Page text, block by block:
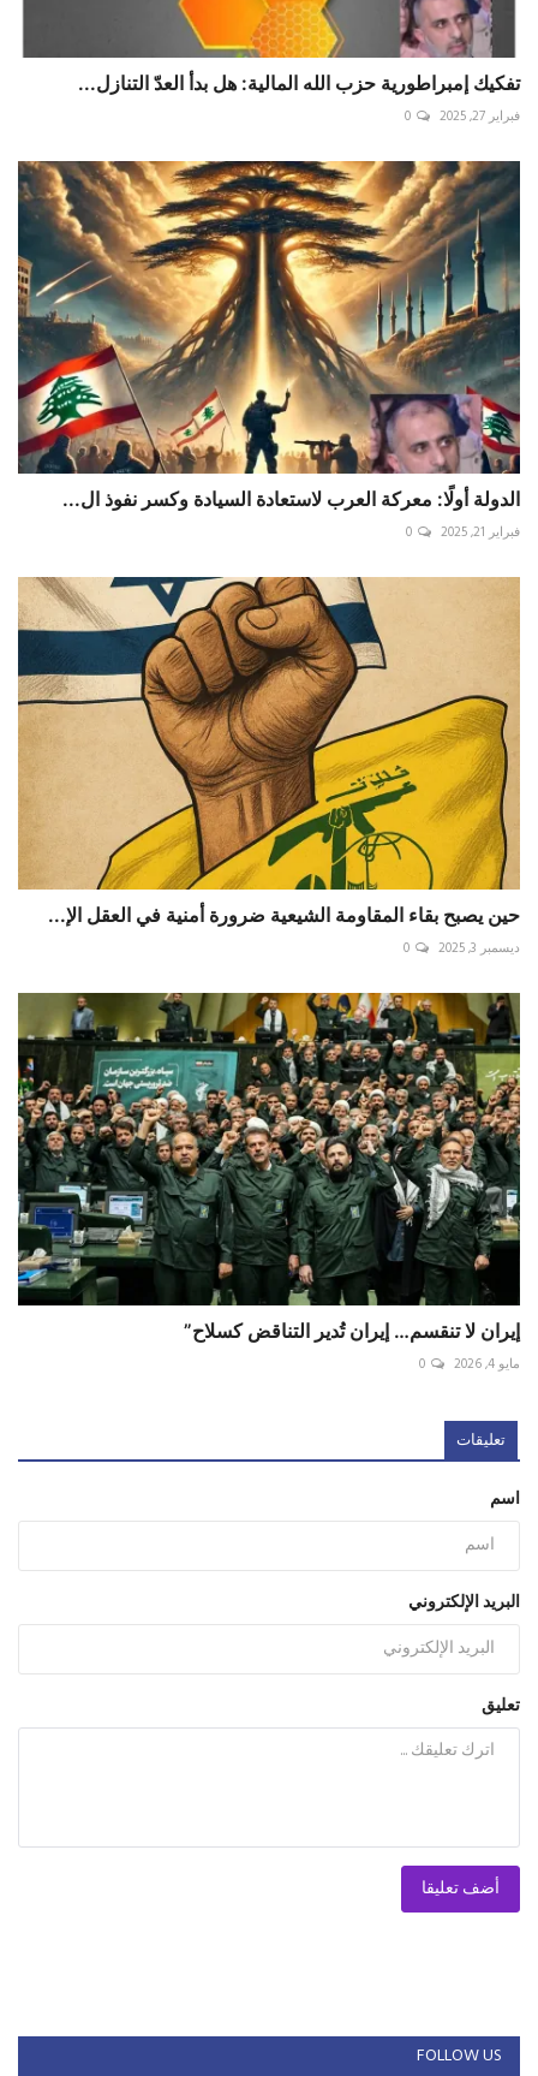
تفكيك إمبراطورية حزب الله المالية: هل بدأ العدّ التنازل...
فبراير 27, 2025 0
الدولة أولًا: معركة العرب لاستعادة السيادة وكسر نفوذ ال...
فبراير 21, 2025 0
حين يصبح بقاء المقاومة الشيعية ضرورة أمنية في العقل الإ...
ديسمبر 3, 2025 0
إيران لا تنقسم… إيران تُدير التناقض كسلاح”
مايو 4, 2026 0
تعليقات
اسم
البريد الإلكتروني
تعليق
أضف تعليقا
FOLLOW US